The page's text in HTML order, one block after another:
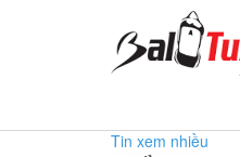
Tin xem nhiều